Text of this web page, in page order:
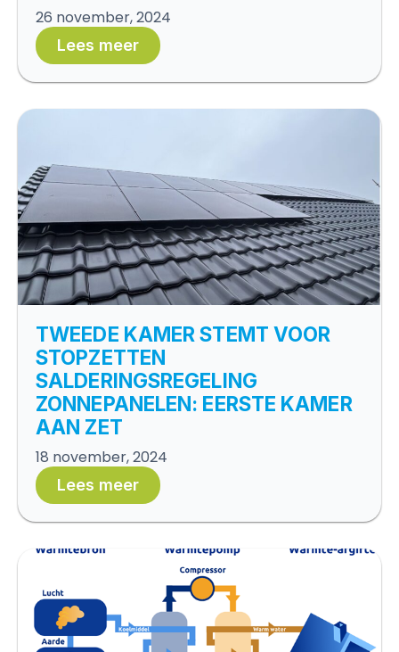
26 november, 2024
Lees meer
TWEEDE KAMER STEMT VOOR
STOPZETTEN
SALDERINGSREGELING
ZONNEPANELEN: EERSTE KAMER
AAN ZET
18 november, 2024
Lees meer